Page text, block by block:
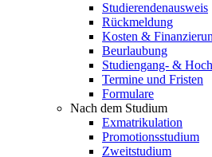
Studierendenausweis
Rückmeldung
Kosten &
Beurlaubung
Studiengang- &
Termine und Fristen
Formulare
Nach dem Studium
Exmatrikulation
Promotionsstudium
Zweitstudium